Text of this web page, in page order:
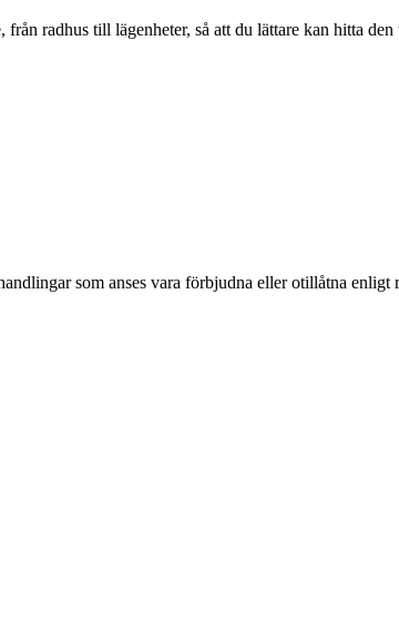
radhus till lägenheter, så att du lättare kan hitta
som anses vara förbjudna eller otillåtna enligt